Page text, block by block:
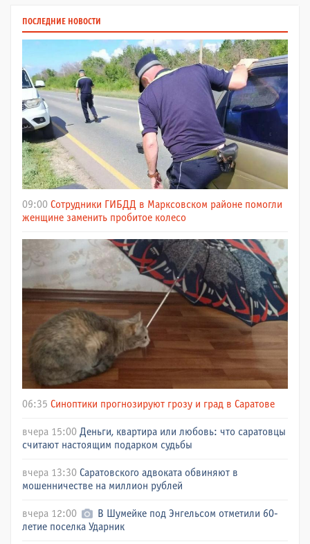
ПОСЛЕДНИЕ НОВОСТИ
09:00 Сотрудники ГИБДД в Марксовском районе помогли
женщине заменить пробитое колесо
06:35 Синоптики прогнозируют грозу и град в Саратове
вчера 15:00 Деньги, квартира или любовь: что саратовцы
считают настоящим подарком судьбы
вчера 13:30 Саратовского адвоката обвиняют в
мошенничестве на миллион рублей
вчера 12:00
В Шумейке под Энгельсом отметили 60-
летие поселка Ударник